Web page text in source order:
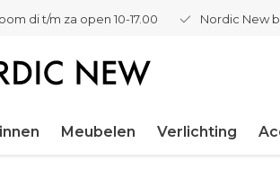
di t/m za open 10-17.00 Nordic New
Meubelen Verlichting